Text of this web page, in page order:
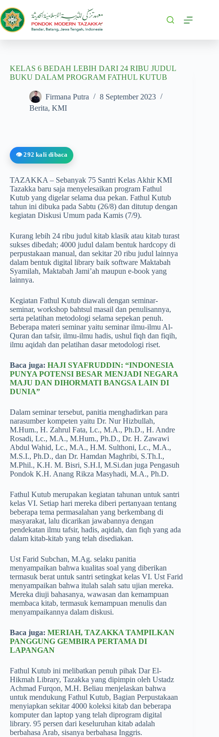
KELAS 6 BEDAH LEBIH DARI 24 RIBU JUDUL
BUKU DALAM PROGRAM FATHUL KUTUB
Firmana Putra
8 September 2023
Berita, KMI
👁️ 292 kali dibaca
TAZAKKA – Sebanyak 75 Santri Kelas Akhir KMI
Tazakka baru saja menyelesaikan program Fathul
Kutub yang digelar selama dua pekan. Fathul Kutub
tahun ini dibuka pada Sabtu (26/8) dan ditutup dengan
kegiatan Diskusi Umum pada Kamis (7/9).
Kurang lebih 24 ribu judul kitab klasik atau kitab turast
sukses dibedah; 4000 judul dalam bentuk hardcopy di
perpustakaan manual, dan sekitar 20 ribu judul lainnya
dalam bentuk digital library baik software Maktabah
Syamilah, Maktabah Jami’ah maupun e-book yang
lainnya.
Kegiatan Fathul Kutub diawali dengan seminar-
seminar, workshop bahtsul masail dan penulisannya,
serta pelatihan metodologi selama sepekan penuh.
Beberapa materi seminar yaitu seminar ilmu-ilmu Al-
Quran dan tafsir, ilmu-ilmu hadis, ushul fiqh dan fiqih,
ilmu aqidah dan pelatihan dasar metodologi riset.
Baca juga: HAJI SYAFRUDDIN: “INDONESIA
PUNYA POTENSI BESAR MENJADI NEGARA
MAJU DAN DIHORMATI BANGSA LAIN DI
DUNIA”
Dalam seminar tersebut, panitia menghadirkan para
narasumber kompeten yaitu Dr. Nur Hizbullah,
M.Hum., H. Zahrul Fata, Lc., M.A., Ph.D., H. Andre
Rosadi, Lc., M.A., M.Hum., Ph.D., Dr. H. Zawawi
Abdul Wahid, Lc., M.A., H.M. Sulthoni, Lc., M.A.,
M.S.I., Ph.D., dan Dr. Hamdan Maghribi, S.Th.I.,
M.Phil., K.H. M. Bisri, S.H.I, M.Si.dan juga Pengasuh
Pondok K.H. Anang Rikza Masyhadi, M.A., Ph.D.
Fathul Kutub merupakan kegiatan tahunan untuk santri
kelas VI. Setiap hari mereka diberi pertanyaan tentang
beberapa tema permasalahan yang berkembang di
masyarakat, lalu dicarikan jawabannya dengan
pendekatan ilmu tafsir, hadis, aqidah, dan fiqh yang ada
dalam kitab-kitab yang telah disediakan.
Ust Farid Subchan, M.Ag. selaku panitia
menyampaikan bahwa kualitas soal yang diberikan
termasuk berat untuk santri setingkat kelas VI. Ust Farid
menyampaikan bahwa itulah salah satu ujian mereka.
Mereka diuji bahasanya, wawasan dan kemampuan
membaca kitab, termasuk kemampuan menulis dan
menyampaikannya dalam diskusi.
Baca juga: MERIAH, TAZAKKA TAMPILKAN
PANGGUNG GEMBIRA PERTAMA DI
LAPANGAN
Fathul Kutub ini melibatkan penuh pihak Dar El-
Hikmah Library, Tazakka yang dipimpin oleh Ustadz
Achmad Furqon, M.H. Beliau menjelaskan bahwa
untuk mendukung Fathul Kutub, Bagian Perpustakaan
menyiapkan sekitar 4000 koleksi kitab dan beberapa
komputer dan laptop yang telah diprogram digital
library. 95 persen dari keseluruhan kitab adalah
berbahasa Arab, sisanya berbahasa Inggris.